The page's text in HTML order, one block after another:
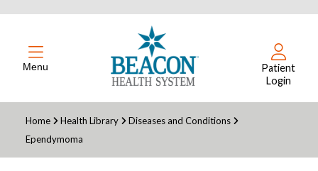
Menu
Patient
Login
Home Health Library
Diseases and Conditions
Ependymoma